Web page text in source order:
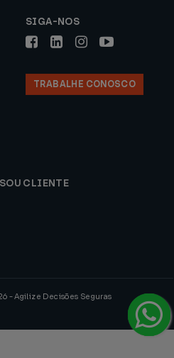
SIGA-NOS
TRABALHE CONOSCO
CLIENTE
- Agilize Decisões Seguras